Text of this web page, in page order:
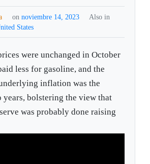
on noviembre 14, 2023
Also in
States
were unchanged in October
less for gasoline, and the
inflation was the
years, bolstering the view that
was probably done raising